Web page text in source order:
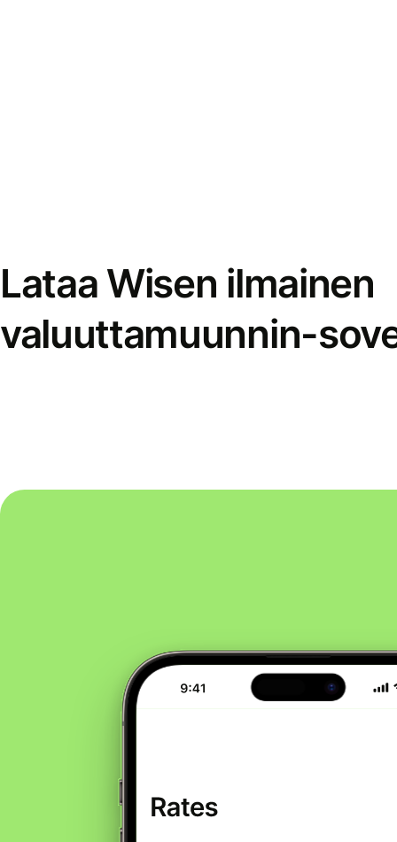
Lataa Wisen ilmainen
valuuttamuunnin-